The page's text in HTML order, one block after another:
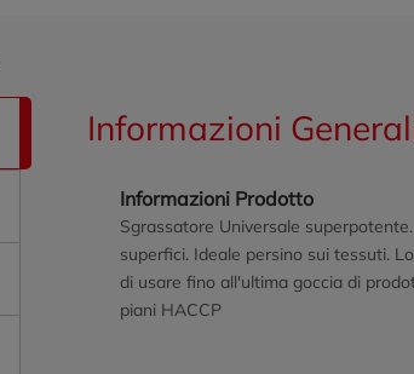
Informazioni
Informazioni Prodotto
Sgrassatore Universale
superfici. Ideale persino sui tessuti.
di usare fino all'ultima goccia di
piani HACCP